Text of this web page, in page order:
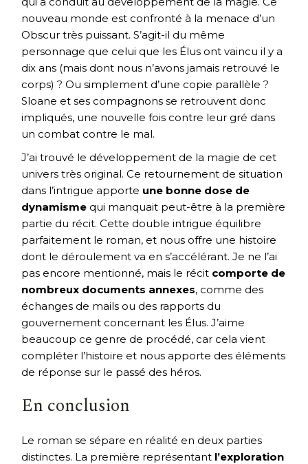
nouveau monde est confronté à la menace d’un
Obscur très puissant. S’agit-il du même
personnage que celui que les Élus ont vaincu il y a
dix ans (mais dont nous n’avons jamais retrouvé le
corps) ? Ou simplement d’une copie parallèle ?
Sloane et ses compagnons se retrouvent donc
impliqués, une nouvelle fois contre leur gré dans
un combat contre le mal.
J’ai trouvé le développement de la magie de cet
univers très original. Ce retournement de situation
dans l’intrigue apporte une bonne dose de
dynamisme qui manquait peut-être à la première
partie du récit. Cette double intrigue équilibre
parfaitement le roman, et nous offre une histoire
dont le déroulement va en s’accélérant. Je ne l’ai
pas encore mentionné, mais le récit comporte de
nombreux documents annexes, comme des
échanges de mails ou des rapports du
gouvernement concernant les Élus. J’aime
beaucoup ce genre de procédé, car cela vient
compléter l’histoire et nous apporte des éléments
de réponse sur le passé des héros.
En conclusion
Le roman se sépare en réalité en deux parties
distinctes. La première représentant l’exploration